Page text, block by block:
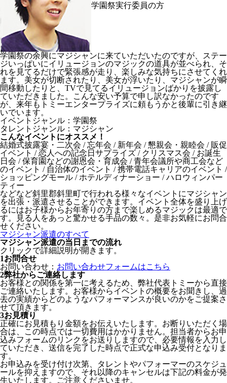
学園祭実行委員の方
学園祭の余興にマジシャンに来ていただいたのですが、ステー
ジいっぱいにイリュージョンのマジックの道具が並べられ、そ
れを見てるだけで緊張感が走り、楽しみな気持ちにさせてくれ
ます。美女が切断されたり、美女が浮いたり、マジシャンが瞬
間移動したりと、TVで見てるイリュージョンばかりを披露し
ていただきました。こんな安い予算で申し訳なかったのです
が、来年もトミーエンタープライズに頼もうかと後輩に引き継
いでいます。
イベントジャンル：学園祭
タレントジャンル：マジシャン
こんなイベントにオススメ！
結婚式披露宴・二次会 / 忘年会 / 新年会 / 懇親会・親睦会 / 販促
イベント / 恋人への記念日サプライズ / クリスマス会 / お誕生
日会 / 保育園などの謝恩会・育成会 / 青年会議所や商工会など
のイベント / 自治体のイベント / 携帯電話キャリアのイベント /
ショッピングモール / ホテルディナーショー / ハロウィンパー
ティー
などなど斜里郡斜里町で行われる様々なイベントにマジシャン
を出張・派遣させることができます。イベント全体を盛り上げ
るにはお子様からお年寄りの方まで楽しめるマジックは最適で
す。見る人をあっと驚かせる手品の数々。是非お気軽にお問合
せください。
マジシャン派遣のすべて
マジシャン派遣の当日までの流れ
クリックで詳細説明が開きます。
1お問合せ
お問い合わせ： お問い合わせフォームはこちら
2弊社からご連絡します
お客様との関係を第一に考えるため、弊社代表トミーから直接
ご連絡いたします。お客様からイベントの概要をお聞きし、過
去の実績からどのようなパフォーマンスが良いのかをご提案さ
せて頂きます。
3お見積り
正確にお見積もり金額をお伝えいたします。お断りいただく場
合は、この時点では一切費用はかかりません。担当者からお申
込みフォームのリンクをお送りしますので、必要情報を入力し
ていただき、送信を完了した時点で正式な申込み受付となりま
す。
お申込みを受け付け次第、タレントやパフォーマーのスケジュ
ールを抑えますので、それ以降のキャンセルは下記の料金が発
生いたします。ご注意くださいませ。